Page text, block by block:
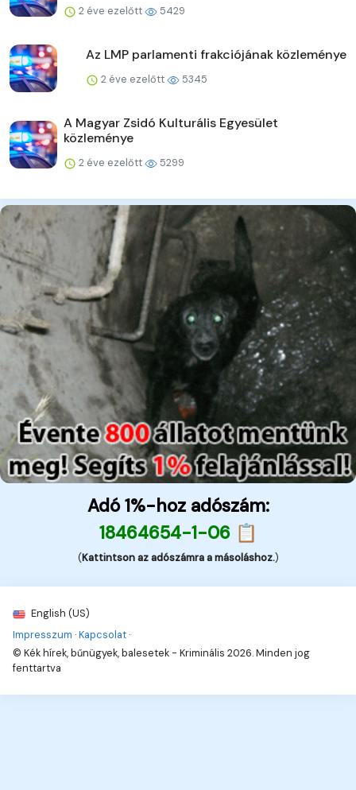
2 éve ezelőtt 5429
Az LMP parlamenti frakciójának közleménye
2 éve ezelőtt 5345
A Magyar Zsidó Kulturális Egyesület
közleménye
2 éve ezelőtt 5299
Adó 1%-hoz adószám:
18464654-1-06 📋
(Kattintson az adószámra a másoláshoz.)
English (US)
Impresszum ·Kapcsolat ·
© Kék hírek, bűnügyek, balesetek - Kriminális 2026. Minden jog
fenttartva